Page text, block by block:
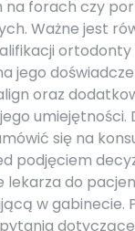
na forach czy
Ważne jest
jego
oraz
umiejętności.
się na
podjęciem
lekarza do
w gabinecie.